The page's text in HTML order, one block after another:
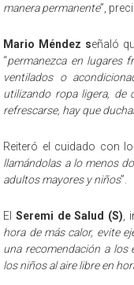
manera permanente”,
Mario Méndez señaló
“permanezca en lugares
ventilados o
utilizando ropa ligera, de
refrescarse, hay que
Reiteró el cuidado con
llamándolas a lo menos
adultos mayores y niños”.
El Seremi de Salud (S)
hora de más calor, evite
una recomendación a los
los niños al aire libre en